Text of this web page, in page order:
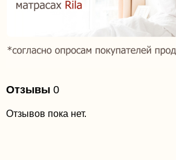
Отзывы 0
Отзывов пока нет.